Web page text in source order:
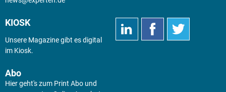
KIOSK
Unsere Magazine gibt es digital
im Kiosk.
Abo
Hier geht's zum Print Abo und